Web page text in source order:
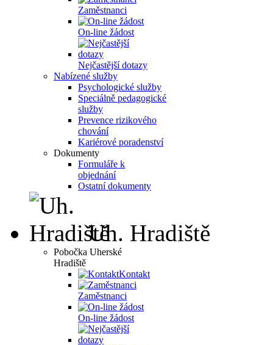
Zaměstnanci
On-line žádost
Nejčastější dotazy
Nabízené služby
Psychologické služby
Speciálně pedagogické
služby
Prevence rizikového
chování
Kariérové poradenství
Dokumenty
Formuláře k
objednání
Ostatní dokumenty
Uh. Hradiště
Pobočka Uherské
Hradiště
Kontakt
Zaměstnanci
On-line žádost